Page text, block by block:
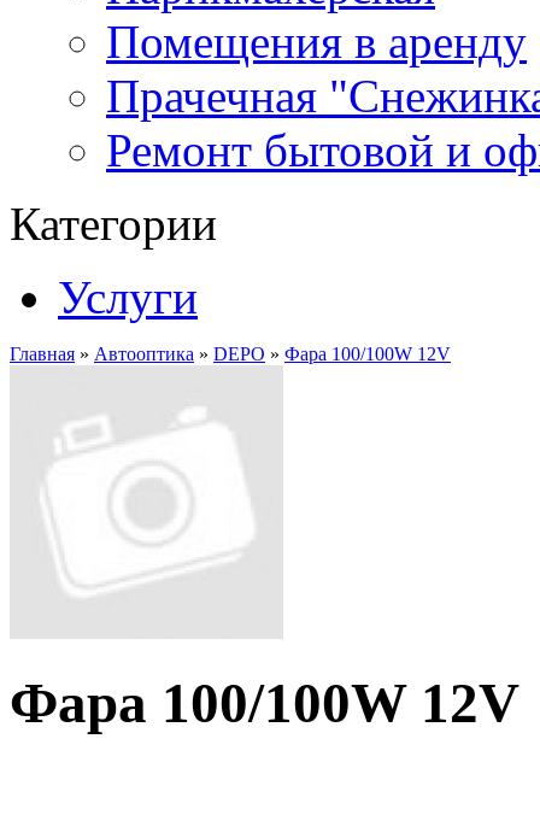
Помещения в аренду
Прачечная
Ремонт бытовой и
Категории
Услуги
Главная » Автооптика » DEPO » Фара 100/100W 12V
Фара 100/100W 12V